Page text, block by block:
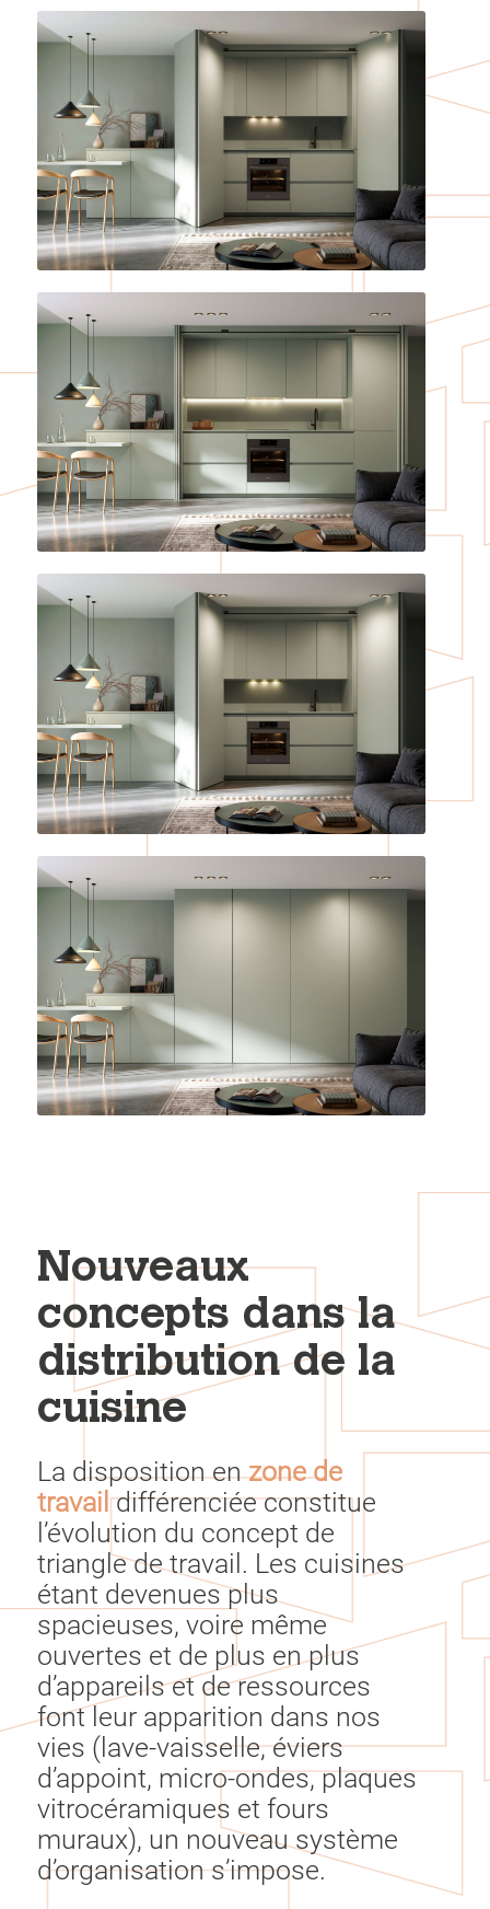
Nouveaux
concepts dans la
distribution de la
cuisine
La disposition enzone de
travail différenciée constitue
l’évolution du concept de
triangle de travail. Les cuisines
étant devenues plus
spacieuses, voire même
ouvertes et de plus en plus
d’appareils et de ressources
font leur apparition dans nos
vies (lave-vaisselle, éviers
d’appoint, micro-ondes, plaques
vitrocéramiques et fours
muraux), un nouveau système
d’organisation s’impose.